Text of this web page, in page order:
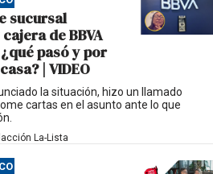
sucursal
de BBVA
pasó y por
| VIDEO
la situación, hizo un llamado
cartas en el asunto ante lo que
La-Lista